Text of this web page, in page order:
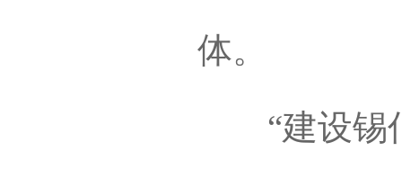
体。
“建设锡伯